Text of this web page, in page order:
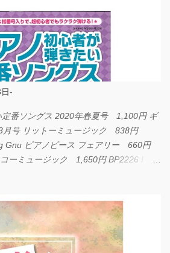
-
定番ソングス 2020年春夏号 1,100円 ギ
月号 リットーミュージック 838円
Gnu ピアノピース フェアリー 660円
ーミュージック 1,650円 BP2226 I